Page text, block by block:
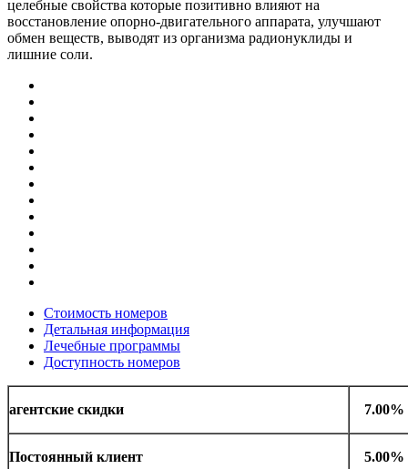
целебные свойства которые позитивно влияют на
восстановление опорно-двигательного аппарата, улучшают
обмен веществ, выводят из организма радионуклиды и
лишние соли.
Стоимость номеров
Детальная информация
Лечебные программы
Доступность номеров
агентские скидки 7.00%
Постоянный клиент 5.00%